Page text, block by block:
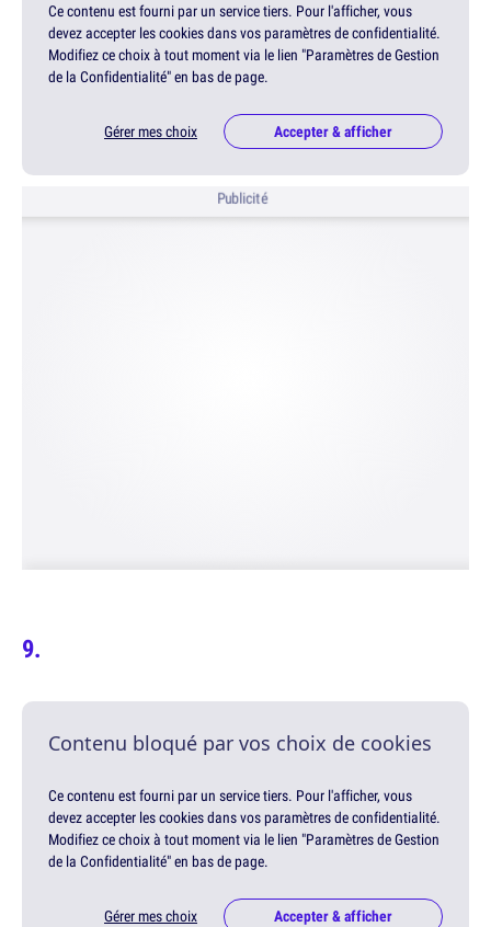
Ce contenu est fourni par un service tiers. Pour l'afficher, vous
devez accepter les cookies dans vos paramètres de confidentialité.
Modifiez ce choix à tout moment via le lien "Paramètres de Gestion
de la Confidentialité" en bas de page.
Gérer mes choix Accepter & afficher
Publicité
Contenu bloqué par vos choix de cookies
Ce contenu est fourni par un service tiers. Pour l'afficher, vous
devez accepter les cookies dans vos paramètres de confidentialité.
Modifiez ce choix à tout moment via le lien "Paramètres de Gestion
de la Confidentialité" en bas de page.
Gérer mes choix Accepter & afficher